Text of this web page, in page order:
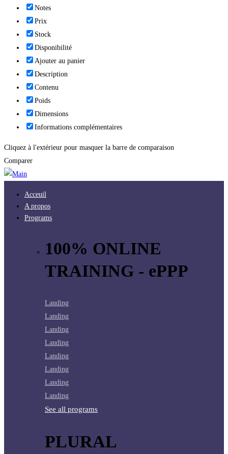
Notes
Prix
Stock
Disponibilité
Ajouter au panier
Description
Contenu
Poids
Dimensions
Informations complémentaires
Cliquez à l'extérieur pour masquer la barre de comparaison
Comparer
Acceuil
A propos
Programs
100% ONLINE
TRAINING - ePPP
Landing
Landing
Landing
Landing
Landing
Landing
Landing
Landing
See all programs
PLURAL